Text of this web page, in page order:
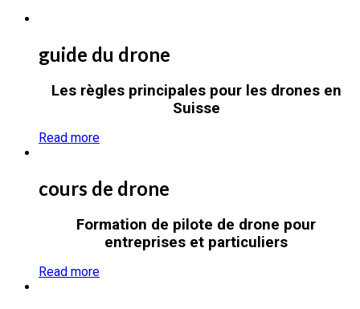
guide du drone
Les règles principales pour les drones en
Suisse
Read more
cours de drone
Formation de pilote de drone pour
entreprises et particuliers
Read more